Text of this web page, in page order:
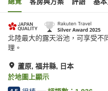
北陸最大的露天浴池，可享受不
理。
蘆原, 福井縣, 日本
於地圖上顯示